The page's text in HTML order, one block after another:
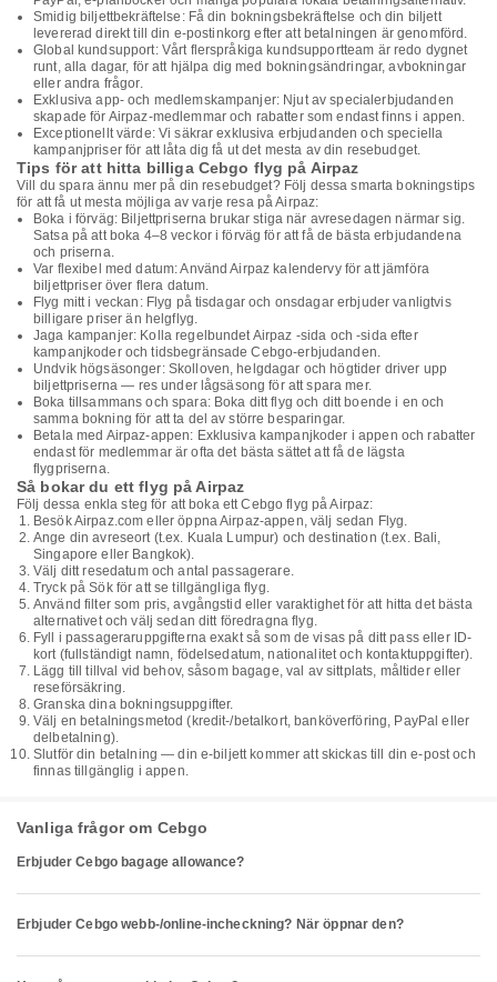
Smidig biljettbekräftelse: Få din bokningsbekräftelse och din biljett
levererad direkt till din e-postinkorg efter att betalningen är genomförd.
Global kundsupport: Vårt flerspråkiga kundsupportteam är redo dygnet
runt, alla dagar, för att hjälpa dig med bokningsändringar, avbokningar
eller andra frågor.
Exklusiva app- och medlemskampanjer: Njut av specialerbjudanden
skapade för Airpaz-medlemmar och rabatter som endast finns i appen.
Exceptionellt värde: Vi säkrar exklusiva erbjudanden och speciella
kampanjpriser för att låta dig få ut det mesta av din resebudget.
Tips för att hitta billiga Cebgo flyg på Airpaz
Vill du spara ännu mer på din resebudget? Följ dessa smarta bokningstips
för att få ut mesta möjliga av varje resa på Airpaz:
Boka i förväg: Biljettpriserna brukar stiga när avresedagen närmar sig.
Satsa på att boka 4–8 veckor i förväg för att få de bästa erbjudandena
och priserna.
Var flexibel med datum: Använd Airpaz kalendervy för att jämföra
biljettpriser över flera datum.
Flyg mitt i veckan: Flyg på tisdagar och onsdagar erbjuder vanligtvis
billigare priser än helgflyg.
Jaga kampanjer: Kolla regelbundet Airpaz -sida och -sida efter
kampanjkoder och tidsbegränsade Cebgo-erbjudanden.
Undvik högsäsonger: Skolloven, helgdagar och högtider driver upp
biljettpriserna — res under lågsäsong för att spara mer.
Boka tillsammans och spara: Boka ditt flyg och ditt boende i en och
samma bokning för att ta del av större besparingar.
Betala med Airpaz-appen: Exklusiva kampanjkoder i appen och rabatter
endast för medlemmar är ofta det bästa sättet att få de lägsta
flygpriserna.
Så bokar du ett flyg på Airpaz
Följ dessa enkla steg för att boka ett Cebgo flyg på Airpaz:
Besök Airpaz.com eller öppna Airpaz-appen, välj sedan Flyg.
Ange din avreseort (t.ex. Kuala Lumpur) och destination (t.ex. Bali,
Singapore eller Bangkok).
Välj ditt resedatum och antal passagerare.
Tryck på Sök för att se tillgängliga flyg.
Använd filter som pris, avgångstid eller varaktighet för att hitta det bästa
alternativet och välj sedan ditt föredragna flyg.
Fyll i passageraruppgifterna exakt så som de visas på ditt pass eller ID-
kort (fullständigt namn, födelsedatum, nationalitet och kontaktuppgifter).
Lägg till tillval vid behov, såsom bagage, val av sittplats, måltider eller
reseförsäkring.
Granska dina bokningsuppgifter.
Välj en betalningsmetod (kredit-/betalkort, banköverföring, PayPal eller
delbetalning).
Slutför din betalning — din e-biljett kommer att skickas till din e-post och
finnas tillgänglig i appen.
Vanliga frågor om Cebgo
Erbjuder Cebgo bagage allowance?
Erbjuder Cebgo webb-/online-incheckning? När öppnar den?